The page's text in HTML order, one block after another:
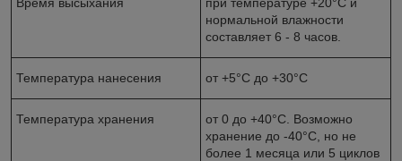
нормальной влажности
составляет 6 - 8 часов.
Температура нанесения от +5°С до +30°С
Температура хранения
от 0 до +40°С. Возможно
хранение до -40°С, но не
более 1 месяца или 5 циклов